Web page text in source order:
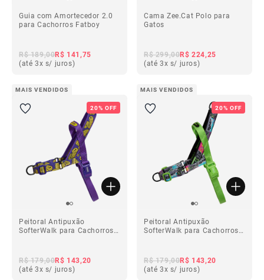
Guia com Amortecedor 2.0
para Cachorros Fatboy
R$ 189,00R$ 141,75
(até 3x s/ juros)
Cama Zee.Cat Polo para
Gatos
R$ 299,00R$ 224,25
(até 3x s/ juros)
MAIS VENDIDOS
20% OFF
Peitoral Antipuxão
SofterWalk para Cachorros
R$ 179,00R$ 143,20
(até 3x s/ juros)
MAIS VENDIDOS
20% OFF
Peitoral Antipuxão
SofterWalk para Cachorros
R$ 179,00R$ 143,20
(até 3x s/ juros)